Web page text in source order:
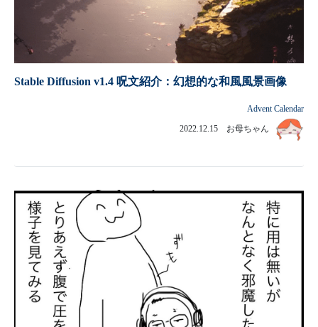
Stable Diffusion v1.4 呪文紹介：幻想的な和風風景画像
Advent Calendar
2022.12.15 お母ちゃん